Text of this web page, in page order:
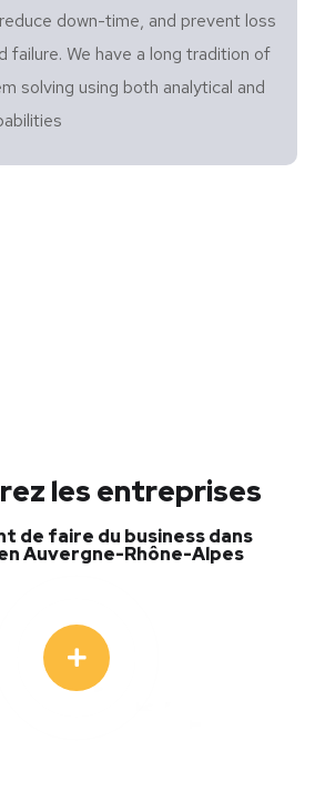
down-time, and prevent loss
failure. We have a long tradition of
solving using both analytical and
les entreprises
de faire du business dans
Auvergne-Rhône-Alpes